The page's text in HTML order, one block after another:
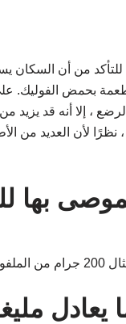
من أن السكان
بحمض الفوليك.
نظرًا لأن العديد من
بها
يعادل